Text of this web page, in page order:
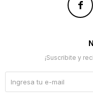

¡Suscribite y